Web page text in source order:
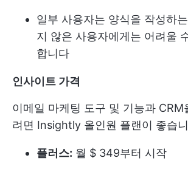
일부 사용자는 양식을 작성하
지 않은 사용자에게는 어려울
합니다
인사이트 가격
이메일 마케팅 도구 및 기능과 CRM
려면 Insightly 올인원 플랜이 좋습
플러스: 월 $ 349부터 시작